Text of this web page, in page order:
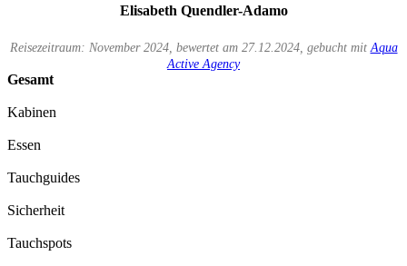
Elisabeth Quendler-Adamo
Reisezeitraum: November 2024, bewertet am 27.12.2024, gebucht mit Aqua
Active Agency
Gesamt
Kabinen
Essen
Tauchguides
Sicherheit
Tauchspots